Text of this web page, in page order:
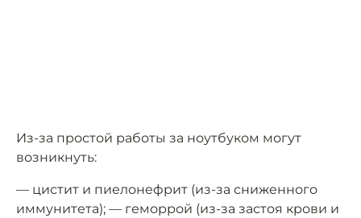
Из-за простой работы за ноутбуком могут
возникнуть:
— цистит и пиелонефрит (из-за сниженного
иммунитета); — геморрой (из-за застоя крови и